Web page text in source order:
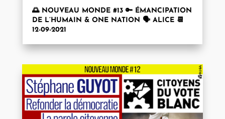
🌅 NOUVEAU MONDE #13 🔑 ÉMANCIPATION
DE L’HUMAIN & ONE NATION 🗣 ALICE 📆
12-09-2021